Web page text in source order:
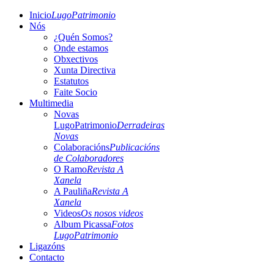
InicioLugoPatrimonio
Nós
¿Quén Somos?
Onde estamos
Obxectivos
Xunta Directiva
Estatutos
Faite Socio
Multimedia
Novas
LugoPatrimonioDerradeiras
Novas
ColaboraciónsPublicacións
de Colaboradores
O RamoRevista A
Xanela
A PauliñaRevista A
Xanela
VideosOs nosos videos
Album PicassaFotos
LugoPatrimonio
Ligazóns
Contacto